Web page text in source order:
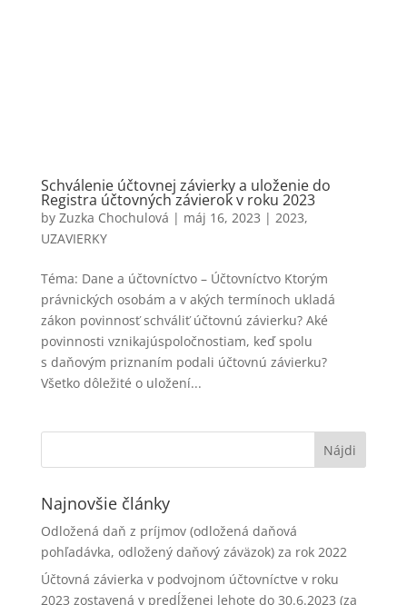
Schválenie účtovnej závierky a uloženie do
Registra účtovných závierok v roku 2023
by Zuzka Chochulová | máj 16, 2023 | 2023,
UZAVIERKY
Téma: Dane a účtovníctvo – Účtovníctvo Ktorým
právnických osobám a v akých termínoch ukladá
zákon povinnosť schváliť účtovnú závierku? Aké
povinnosti vznikajúspoločnostiam, keď spolu
s daňovým priznaním podali účtovnú závierku?
Všetko dôležité o uložení...
Najnovšie články
Odložená daň z príjmov (odložená daňová
pohľadávka, odložený daňový záväzok) za rok 2022
Účtovná závierka v podvojnom účtovníctve v roku
2023 zostavená v predĺženej lehote do 30.6.2023 (za